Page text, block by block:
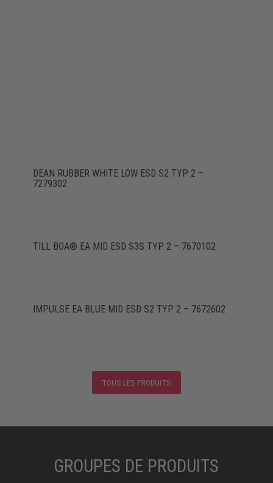
DEAN RUBBER WHITE LOW ESD S2 TYP 2 –
7279302
TILL BOA® EA MID ESD S3S TYP 2 – 7670102
IMPULSE EA BLUE MID ESD S2 TYP 2 – 7672602
TOUS LES PRODUITS
GROUPES DE PRODUITS